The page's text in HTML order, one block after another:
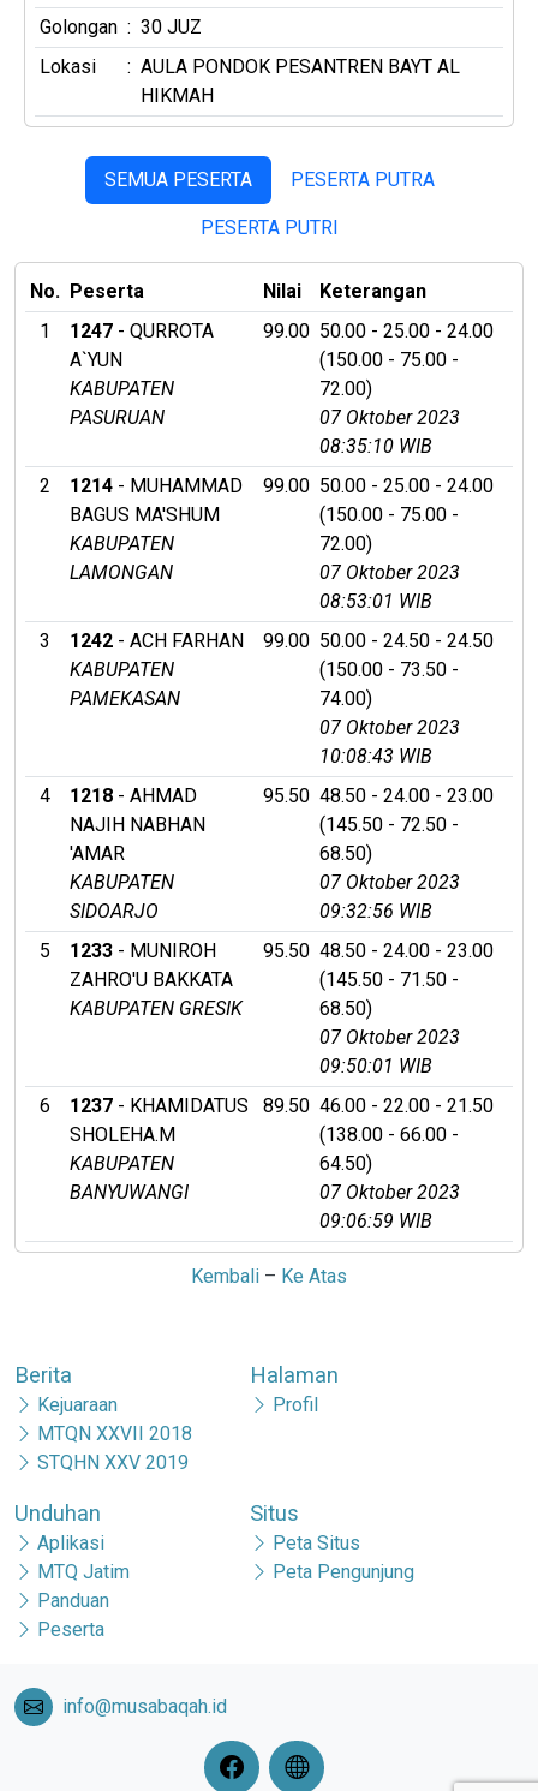
Golongan : 30 JUZ
Lokasi
: AULA PONDOK PESANTREN BAYT AL
HIKMAH
SEMUA PESERTA PESERTA PUTRA
PESERTA PUTRI
No. Peserta Nilai
Keterangan
1
1247 - QURROTA
A`YUN
KABUPATEN
PASURUAN
99.00 50.00 - 25.00 - 24.00
(150.00 - 75.00 -
72.00)
07 Oktober 2023
08:35:10 WIB
2
1214 - MUHAMMAD
BAGUS MA'SHUM
KABUPATEN
LAMONGAN
99.00 50.00 - 25.00 - 24.00
(150.00 - 75.00 -
72.00)
07 Oktober 2023
08:53:01 WIB
3
1242 - ACH FARHAN
KABUPATEN
PAMEKASAN
99.00 50.00 - 24.50 - 24.50
(150.00 - 73.50 -
74.00)
07 Oktober 2023
10:08:43 WIB
4
1218 - AHMAD
NAJIH NABHAN
'AMAR
KABUPATEN
SIDOARJO
95.50 48.50 - 24.00 - 23.00
(145.50 - 72.50 -
68.50)
07 Oktober 2023
09:32:56 WIB
5
1233 - MUNIROH
ZAHRO'U BAKKATA
KABUPATEN GRESIK
95.50 48.50 - 24.00 - 23.00
(145.50 - 71.50 -
68.50)
07 Oktober 2023
09:50:01 WIB
6
1237 - KHAMIDATUS
SHOLEHA.M
KABUPATEN
BANYUWANGI
89.50 46.00 - 22.00 - 21.50
(138.00 - 66.00 -
64.50)
07 Oktober 2023
09:06:59 WIB
Kembali – Ke Atas
Berita
Kejuaraan
MTQN XXVII 2018
STQHN XXV 2019
Halaman
Profil
Unduhan
Aplikasi
MTQ Jatim
Panduan
Peserta
Situs
Peta Situs
Peta Pengunjung
info@musabaqah.id